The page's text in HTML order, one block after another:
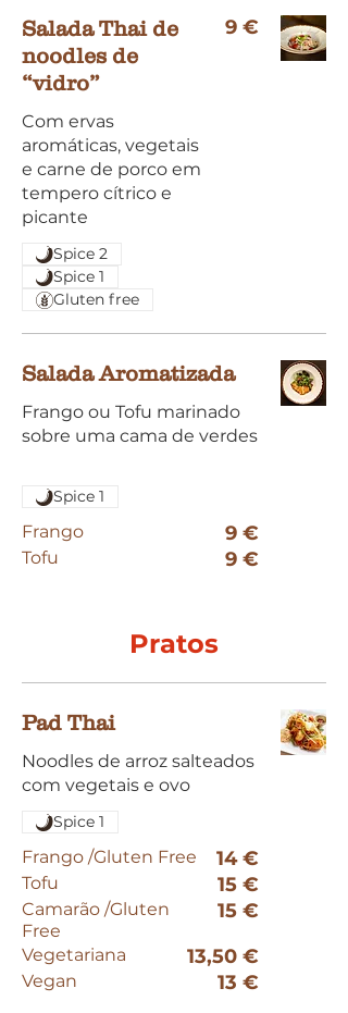
Salada Thai de
noodles de
“vidro”
Com ervas
aromáticas, vegetais
e carne de porco em
tempero cítrico e
picante
9 €
Spice 2
Spice 1
Gluten free
Salada Aromatizada
Frango ou Tofu marinado
sobre uma cama de verdes
Frango 9 €
Tofu 9 €
Spice 1
Pratos
Pad Thai
Noodles de arroz salteados
com vegetais e ovo
Frango /Gluten Free 14 €
Tofu 15 €
Camarão /Gluten
Free
15 €
Vegetariana 13,50 €
Vegan 13 €
Spice 1